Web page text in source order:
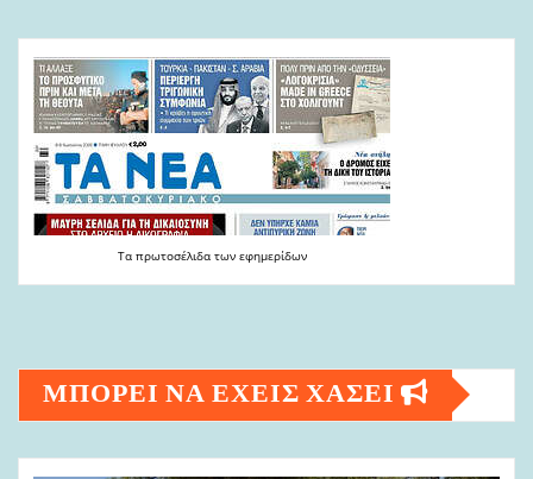
Τα πρωτοσέλιδα των εφημερίδων
ΜΠΟΡΕΙ ΝΑ ΕΧΕΙΣ ΧΑΣΕΙ